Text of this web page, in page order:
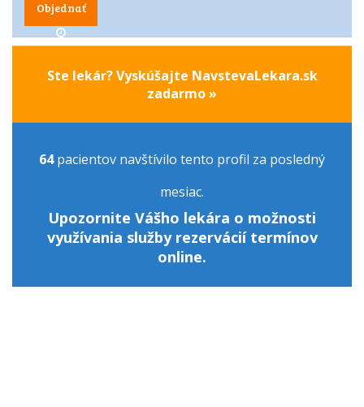
Objednať
Ste lekár? Vyskúšajte NavstevaLekara.sk
zadarmo »
64pacientov navštívilo tento profil za posledný
mesiac.
Upozornite Vášho lekára o možnosti
využívania služby rezervácií termínov
online.